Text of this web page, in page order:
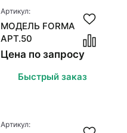
Артикул:
МОДЕЛЬ FORMA
АРТ.50
Цена по запросу
Быстрый заказ
Артикул: